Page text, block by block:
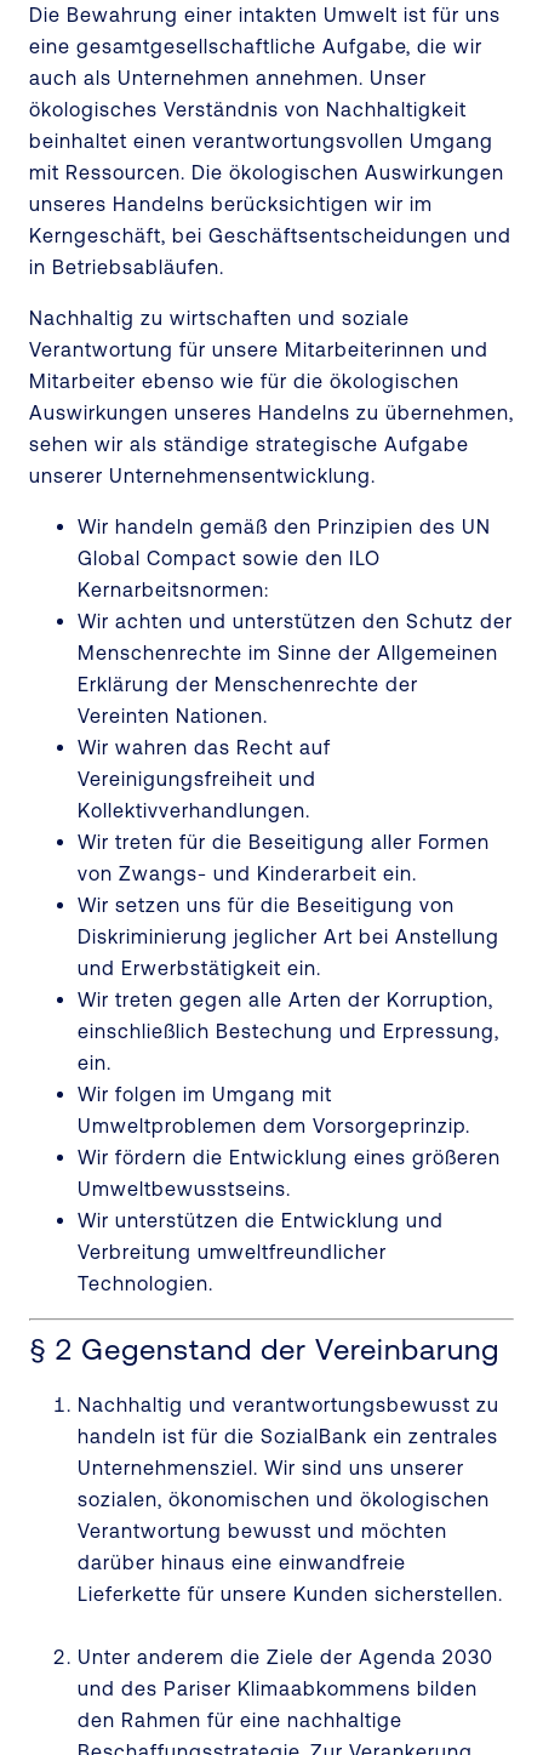
Die Bewahrung einer intakten Umwelt ist für uns
eine gesamtgesellschaftliche Aufgabe, die wir
auch als Unternehmen annehmen. Unser
ökologisches Verständnis von Nachhaltigkeit
beinhaltet einen verantwortungsvollen Umgang
mit Ressourcen. Die ökologischen Auswirkungen
unseres Handelns berücksichtigen wir im
Kerngeschäft, bei Geschäftsentscheidungen und
in Betriebsabläufen.
Nachhaltig zu wirtschaften und soziale
Verantwortung für unsere Mitarbeiterinnen und
Mitarbeiter ebenso wie für die ökologischen
Auswirkungen unseres Handelns zu übernehmen,
sehen wir als ständige strategische Aufgabe
unserer Unternehmensentwicklung.
Wir handeln gemäß den Prinzipien des UN
Global Compact sowie den ILO
Kernarbeitsnormen:
Wir achten und unterstützen den Schutz der
Menschenrechte im Sinne der Allgemeinen
Erklärung der Menschenrechte der
Vereinten Nationen.
Wir wahren das Recht auf
Vereinigungsfreiheit und
Kollektivverhandlungen.
Wir treten für die Beseitigung aller Formen
von Zwangs- und Kinderarbeit ein.
Wir setzen uns für die Beseitigung von
Diskriminierung jeglicher Art bei Anstellung
und Erwerbstätigkeit ein.
Wir treten gegen alle Arten der Korruption,
einschließlich Bestechung und Erpressung,
ein.
Wir folgen im Umgang mit
Umweltproblemen dem Vorsorgeprinzip.
Wir fördern die Entwicklung eines größeren
Umweltbewusstseins.
Wir unterstützen die Entwicklung und
Verbreitung umweltfreundlicher
Technologien.
§ 2 Gegenstand der Vereinbarung
Nachhaltig und verantwortungsbewusst zu
handeln ist für die SozialBank ein zentrales
Unternehmensziel. Wir sind uns unserer
sozialen, ökonomischen und ökologischen
Verantwortung bewusst und möchten
darüber hinaus eine einwandfreie
Lieferkette für unsere Kunden sicherstellen.
Unter anderem die Ziele der Agenda 2030
und des Pariser Klimaabkommens bilden
den Rahmen für eine nachhaltige